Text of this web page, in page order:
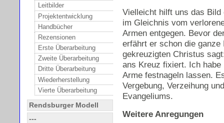
Leitbilder
Projektentwicklung
Handbücher
Rezensionen
Erste Überarbeitung
Zweite Überarbeitung
Dritte Überarbeitung
Wiederherstellung
Vierte Überarbeitung
Rendsburger Modell
---
Vielleicht hilft uns das Bild
im Gleichnis vom
Armen entgegen. Bevor
erfährt er schon die ganze
gekreuzigten Christus
ans Kreuz fixiert. Ich
Arme festnageln lassen.
Vergebung, Verzeihung
Evangeliums.
Weitere Anregungen